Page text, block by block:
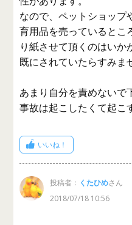
なので、ペットショップ
育用品を売っているとこ
り紙させて頂くのはいか
既にされていたらすみま
あまり自分を責めないで
事故は起こしたくて起こ
いいね！
投稿者： くたひめさん
2018/07/18 10:56